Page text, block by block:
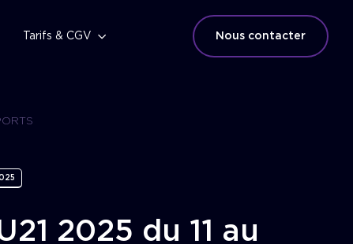
Tarifs & CGV Nous contacter
2025 du 11 au